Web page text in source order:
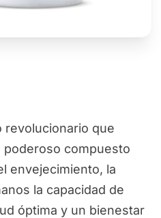
revolucionario que
poderoso compuesto
envejecimiento, la
la capacidad de
óptima y un bienestar